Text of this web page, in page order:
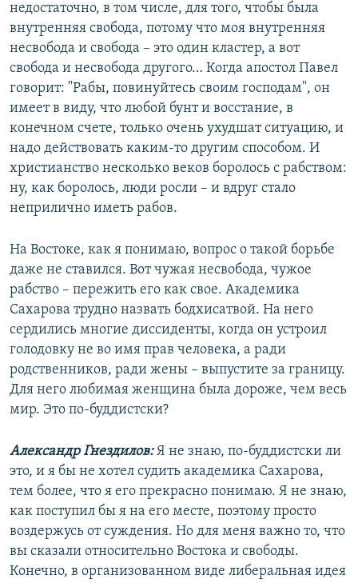
недостаточно, в том числе, для того, чтобы была
внутренняя свобода, потому что моя внутренняя
несвобода и свобода – это один кластер, а вот
свобода и несвобода другого… Когда апостол Павел
говорит: "Рабы, повинуйтесь своим господам", он
имеет в виду, что любой бунт и восстание, в
конечном счете, только очень ухудшат ситуацию, и
надо действовать каким-то другим способом. И
христианство несколько веков боролось с рабством:
ну, как боролось, люди росли – и вдруг стало
неприлично иметь рабов.
На Востоке, как я понимаю, вопрос о такой борьбе
даже не ставился. Вот чужая несвобода, чужое
рабство – пережить его как свое. Академика
Сахарова трудно назвать бодхисатвой. На него
сердились многие диссиденты, когда он устроил
голодовку не во имя прав человека, а ради
родственников, ради жены – выпустите за границу.
Для него любимая женщина была дороже, чем весь
мир. Это по-буддистски?
Александр Гнездилов:Я не знаю, по-буддистски ли
это, и я бы не хотел судить академика Сахарова,
тем более, что я его прекрасно понимаю. Я не знаю,
как поступил бы я на его месте, поэтому просто
воздержусь от суждения. Но для меня важно то, что
вы сказали относительно Востока и свободы.
Конечно, в организованном виде либеральная идея